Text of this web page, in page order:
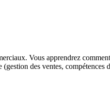
Vous apprendrez
des ventes, compétences